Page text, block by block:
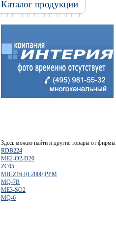
Каталог продукции
Здесь можно найти и другие товары от фирмы
RDB224
ME2-O2-D20
ZC05
MH-Z16-[0-2000]PPM
MQ-7B
ME3-SO2
MQ-6